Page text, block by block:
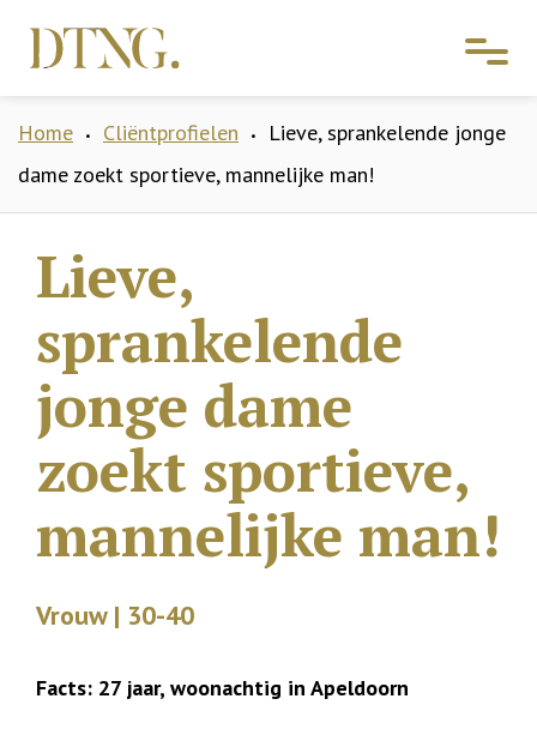
Home • Cliëntprofielen •
Lieve, sprankelende jonge
dame zoekt sportieve, mannelijke man!
Lieve,
sprankelende
jonge dame
zoekt sportieve,
mannelijke man!
Vrouw | 30-40
Facts: 27 jaar, woonachtig in Apeldoorn